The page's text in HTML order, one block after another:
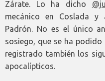
Zárate. Lo ha dicho
mecánico en Coslada
Padrón. No es el único
sosiego, que se ha podido
registrado también los
apocalípticos.